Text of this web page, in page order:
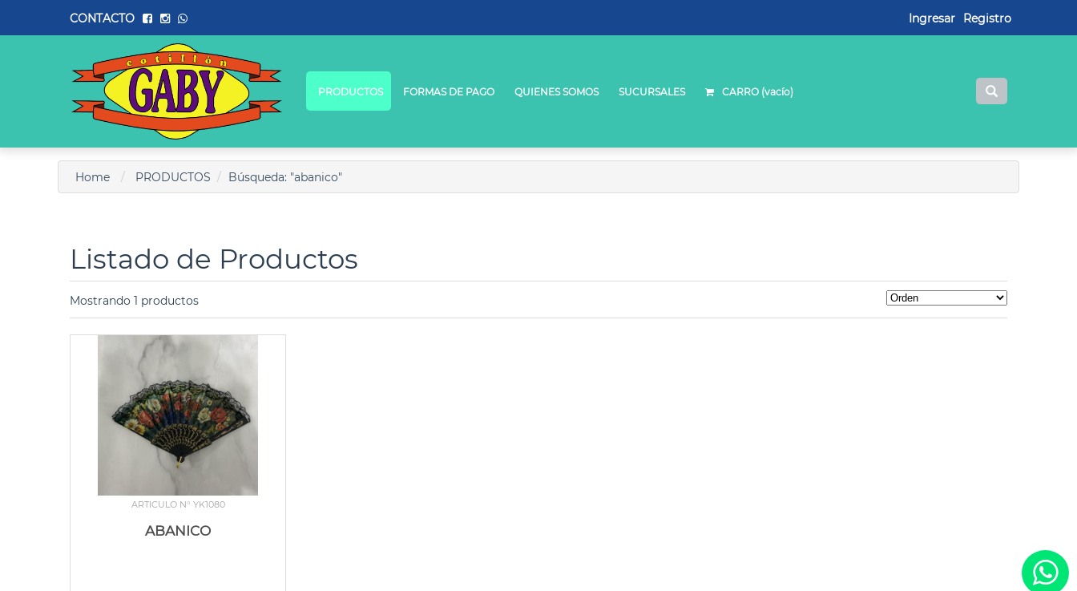
CONTACTO Ingresar Registro
PRODUCTOS FORMAS DE PAGO QUIENES SOMOS SUCURSALES CARRO (vacío)
Home PRODUCTOS Búsqueda: "abanico"
Listado de Productos
Mostrando 1 productos
ARTICULO N° YK1080
ABANICO